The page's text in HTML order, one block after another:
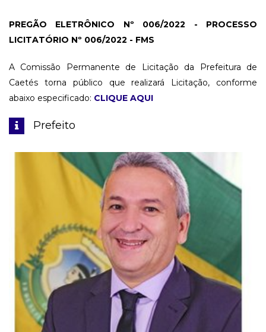
PREGÃO ELETRÔNICO Nº 006/2022 - PROCESSO
LICITATÓRIO Nº 006/2022 - FMS
A Comissão Permanente de Licitação da Prefeitura de
Caetés torna público que realizará Licitação, conforme
abaixo especificado: CLIQUE AQUI
Prefeito